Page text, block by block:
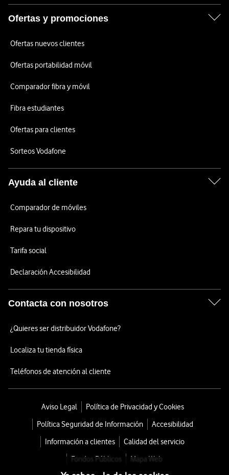
Ofertas y promociones
Ofertas nuevos clientes
Ofertas portabilidad móvil
Comparador fibra y móvil
Fibra estudiantes
Ofertas para clientes
Sorteos Vodafone
Ayuda al cliente
Comparador de móviles
Repara tu dispositivo
Tarifa social
Declaración Accesibilidad
Contacta con nosotros
¿Quieres ser distribuidor Vodafone?
Localiza tu tienda física
Teléfonos de atención al cliente
Aviso Legal
Política de Privacidad y Cookies
Política Seguridad de Información
Accesibilidad
Información a clientes
Calidad del servicio
Fondos Públicos
Mapa Web